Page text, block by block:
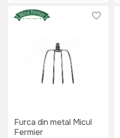
Furca din metal Micul
Fermier